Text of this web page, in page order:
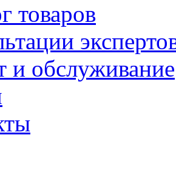
товаров
и обслуживание